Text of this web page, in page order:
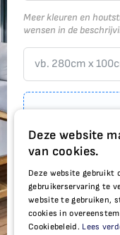
Meer kleuren en
wensen in de
Upload
Deze website
van cookies.
Deze website gebruikt
gebruikerservaring te
website te gebruiken,
cookies in
Cookiebeleid. Lees